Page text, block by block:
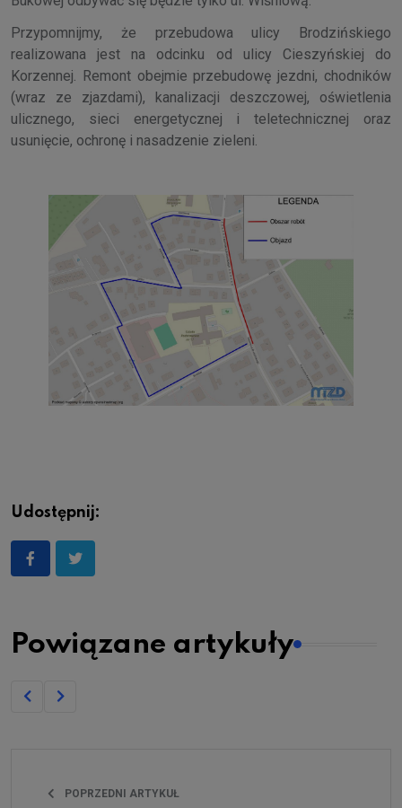
Przypomnijmy, że przebudowa ulicy Brodzińskiego
realizowana jest na odcinku od ulicy Cieszyńskiej do
Korzennej. Remont obejmie przebudowę jezdni, chodników
(wraz ze zjazdami), kanalizacji deszczowej, oświetlenia
ulicznego, sieci energetycznej i teletechnicznej oraz
usunięcie, ochronę i nasadzenie zieleni.
Udostępnij:
Powiązane artykuły
POPRZEDNI ARTYKUŁ